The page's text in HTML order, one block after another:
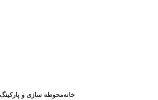
خانهمحوطه سازی و